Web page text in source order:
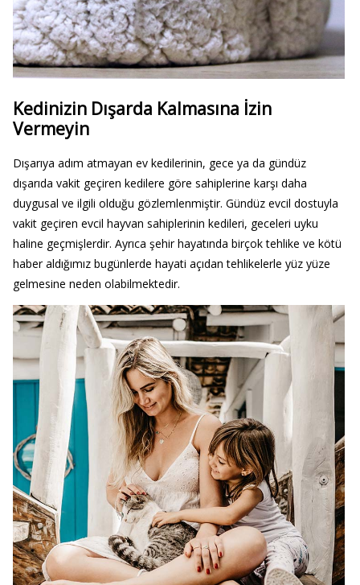
Kedinizin Dışarda Kalmasına İzin
Vermeyin
Dışarıya adım atmayan ev kedilerinin, gece ya da gündüz
dışarıda vakit geçiren kedilere göre sahiplerine karşı daha
duygusal ve ilgili olduğu gözlemlenmiştir. Gündüz evcil dostuyla
vakit geçiren evcil hayvan sahiplerinin kedileri, geceleri uyku
haline geçmişlerdir. Ayrıca şehir hayatında birçok tehlike ve kötü
haber aldığımız bugünlerde hayati açıdan tehlikelerle yüz yüze
gelmesine neden olabilmektedir.